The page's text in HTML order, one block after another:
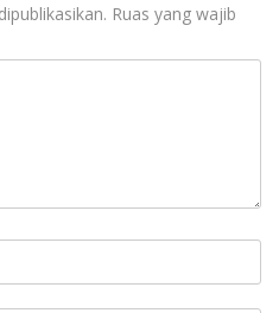
Ruas yang wajib